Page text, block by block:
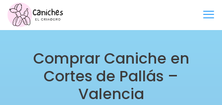
Comprar Caniche en
Cortes de Pallás –
Valencia